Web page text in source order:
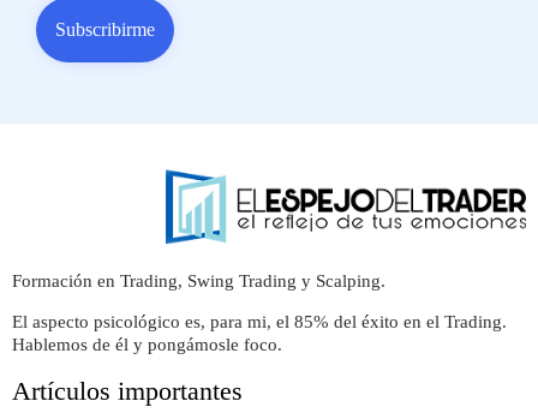
Formación en Trading, Swing Trading y Scalping.
El aspecto psicológico es, para mi, el 85% del éxito en el Trading.
Hablemos de él y pongámosle foco.
Artículos importantes